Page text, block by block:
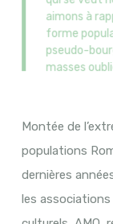
aimons à
forme
pseudo-
masses
Montée de
populations
dernières
les